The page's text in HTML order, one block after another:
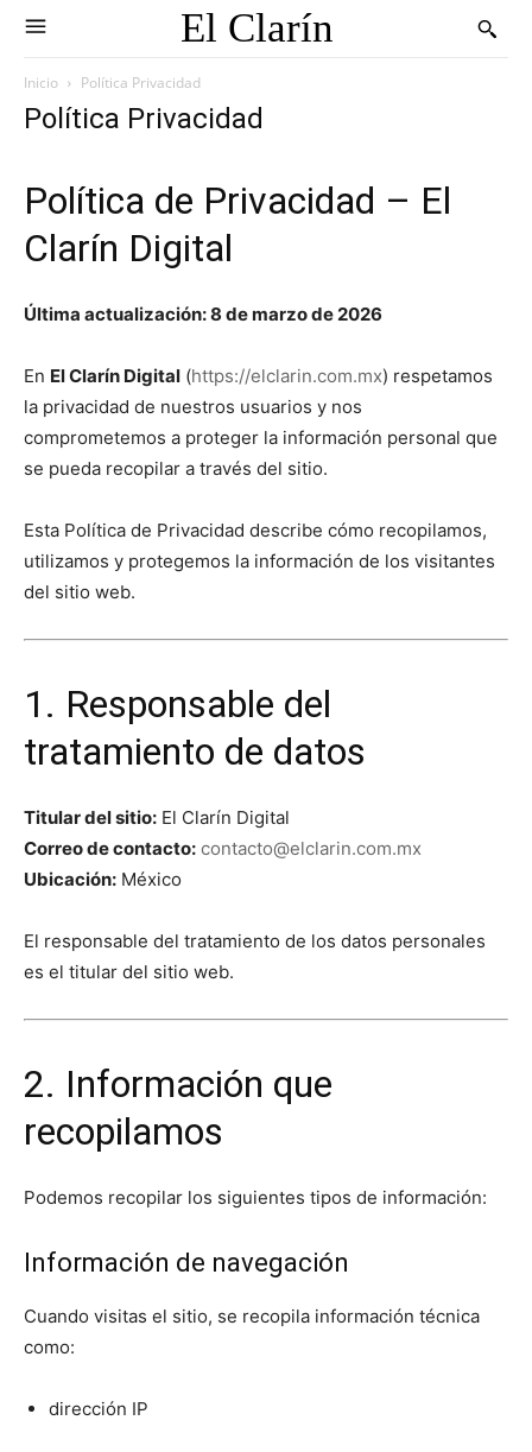
El Clarín
Inicio Política Privacidad
Política Privacidad
Política de Privacidad – El
Clarín Digital
Última actualización: 8 de marzo de 2026
En El Clarín Digital (https://elclarin.com.mx) respetamos
la privacidad de nuestros usuarios y nos
comprometemos a proteger la información personal que
se pueda recopilar a través del sitio.
Esta Política de Privacidad describe cómo recopilamos,
utilizamos y protegemos la información de los visitantes
del sitio web.
1. Responsable del
tratamiento de datos
Titular del sitio: El Clarín Digital
Correo de contacto: contacto@elclarin.com.mx
Ubicación: México
El responsable del tratamiento de los datos personales
es el titular del sitio web.
2. Información que
recopilamos
Podemos recopilar los siguientes tipos de información:
Información de navegación
Cuando visitas el sitio, se recopila información técnica
como:
dirección IP